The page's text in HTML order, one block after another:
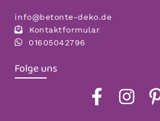
info@betonte-deko.de
Kontaktformular
01605042796
Folge uns